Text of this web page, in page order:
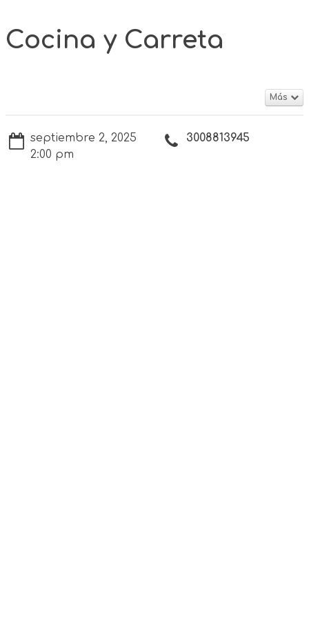
Cocina y Carreta
Más
septiembre 2, 2025
2:00 pm
3008813945